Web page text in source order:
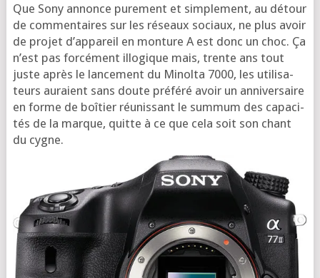
Que Sony annonce pure­ment et sim­ple­ment, au détour
de com­men­taires sur les réseaux sociaux, ne plus avoir
de pro­jet d’ap­pa­reil en mon­ture A est donc un choc. Ça
n’est pas for­cé­ment illo­gique mais, trente ans tout
juste après le lan­ce­ment du Minol­ta 7000, les uti­li­sa­
teurs auraient sans doute pré­fé­ré avoir un anni­ver­saire
en forme de boî­tier réunis­sant le sum­mum des capa­ci­
tés de la marque, quitte à ce que cela soit son chant
du cygne.